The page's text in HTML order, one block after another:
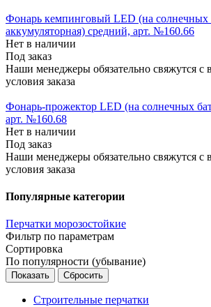
Фонарь кемпинговый LED (на солнечных
аккумуляторная) средний, арт. №160.66
Нет в наличии
Под заказ
Наши менеджеры обязательно свяжутся с
условия заказа
Фонарь-прожектор LED (на солнечных
арт. №160.68
Нет в наличии
Под заказ
Наши менеджеры обязательно свяжутся с
условия заказа
Популярные категории
Перчатки морозостойкие
Фильтр по параметрам
Сортировка
По популярности (убывание)
Сбросить
Строительные перчатки